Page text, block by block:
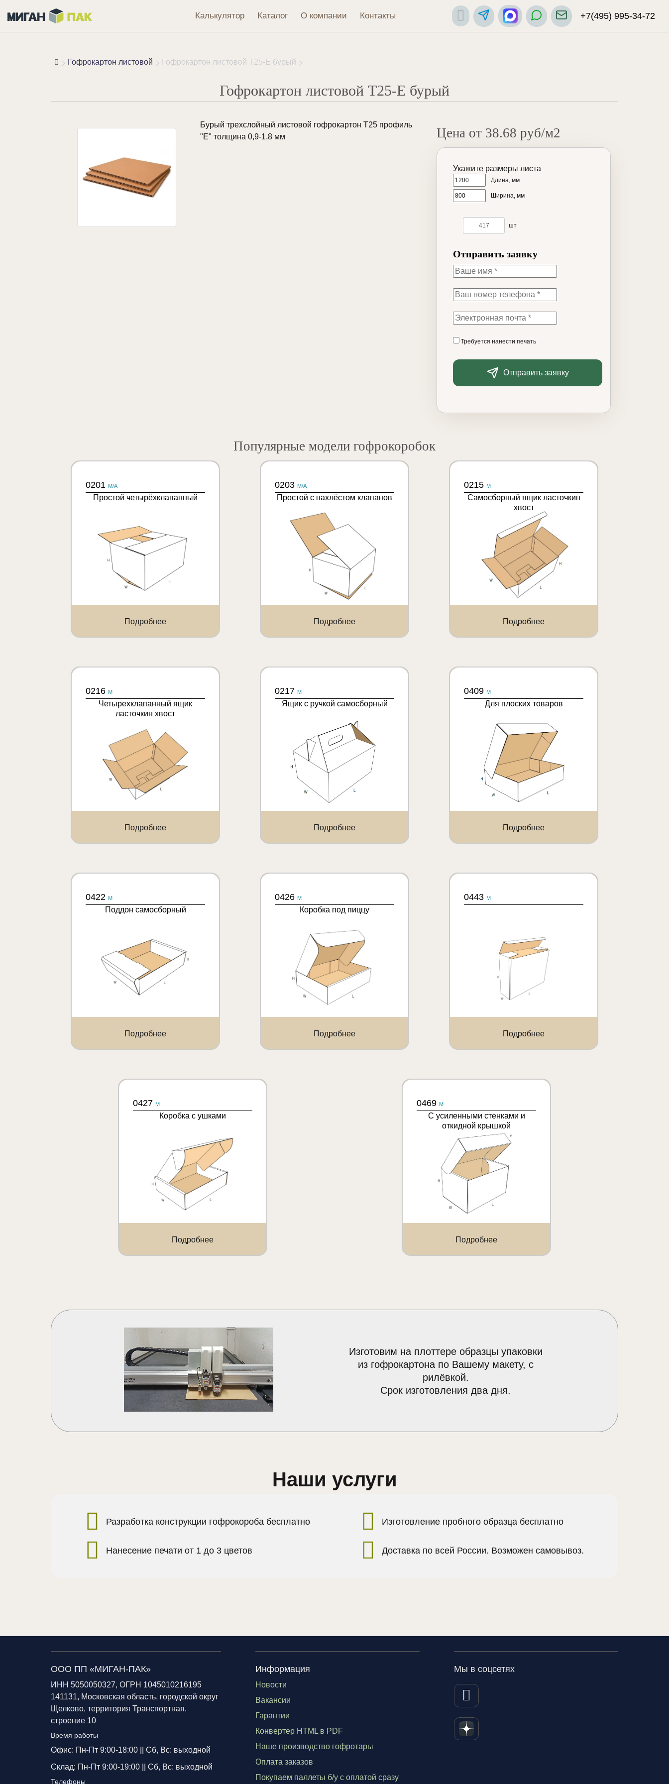
Калькулятор Каталог О компании Контакты +7(495) 995-34-72
Гофрокартон листовой Гофрокартон листовой Т25-Е бурый
Гофрокартон листовой Т25-Е бурый
Бурый трехслойный листовой гофрокартон Т25 профиль
"Е" толщина 0,9-1,8 мм
Цена от 38.68 руб/м2
Укажите размеры листа
Длина, мм
Ширина, мм
шт
Отправить заявку
Требуется нанести печать
Отправить заявку
Популярные модели гофрокоробок
0201 M/A
Простой четырёхклапанный
Подробнее
0203 M/A
Простой с нахлёстом клапанов
Подробнее
0215 M
Самосборный ящик ласточкин
хвост
Подробнее
0216 M
Четырехклапанный ящик
ласточкин хвост
Подробнее
0217 M
Ящик с ручкой самосборный
Подробнее
0409 M
Для плоских товаров
Подробнее
0422 M
Поддон самосборный
Подробнее
0426 M
Коробка под пиццу
Подробнее
0443 M
Подробнее
0427 M
Коробка с ушками
Подробнее
0469 M
С усиленными стенками и
откидной крышкой
Подробнее
Изготовим на плоттере образцы упаковки
из гофрокартона по Вашему макету, с
рилёвкой.
Срок изготовления два дня.
Наши услуги
Разработка конструкции гофрокороба бесплатно
Нанесение печати от 1 до 3 цветов
Изготовление пробного образца бесплатно
Доставка по всей России. Возможен самовывоз.
ООО ПП «МИГАН-ПАК»
ИНН 5050050327, ОГРН 1045010216195
141131, Московская область, городской округ
Щелково, территория Транспортная,
строение 10
Время работы
Офис: Пн-Пт 9:00-18:00 || Сб, Вс: выходной
Склад: Пн-Пт 9:00-19:00 || Сб, Вс: выходной
Телефоны
Информация
Новости
Вакансии
Гарантии
Конвертер HTML в PDF
Наше производство гофротары
Оплата заказов
Покупаем паллеты б/у с оплатой сразу
Мы в соцсетях